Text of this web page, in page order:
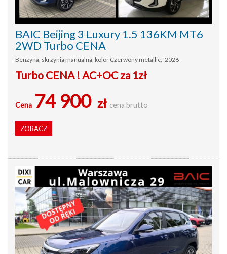
BAIC Beijing 3 Luxury 1.5 136KM MT6
2WD Turbo CENA
Benzyna, skrzynia manualna, kolor Czerwony metallic, '2026
Turbo CENA ! AC+OC za 1zł
Cena 74 900 zł cena brutto
ZOBACZ